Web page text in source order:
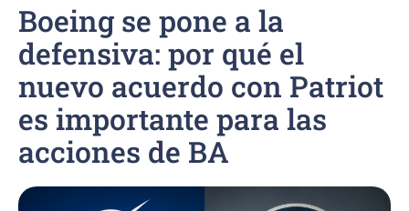
Boeing se pone a la
defensiva: por qué el
nuevo acuerdo con Patriot
es importante para las
acciones de BA